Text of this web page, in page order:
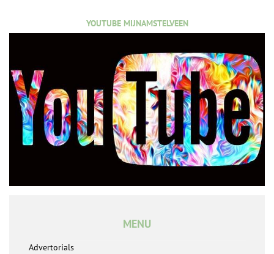
YOUTUBE MIJNAMSTELVEEN
MENU
Advertorials